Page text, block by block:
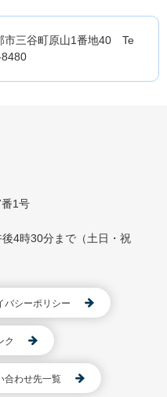
三谷町原山1番地40 Te
1号
4時30分まで（土日・祝
バシーポリシー
ク
合わせ先一覧